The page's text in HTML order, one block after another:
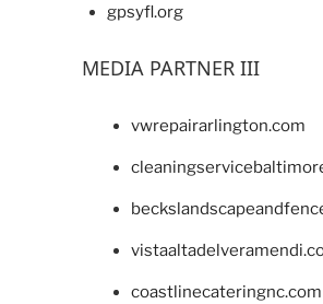
gpsyfl.org
MEDIA PARTNER III
vwrepairarlington.com
coastlinecateringnc.com